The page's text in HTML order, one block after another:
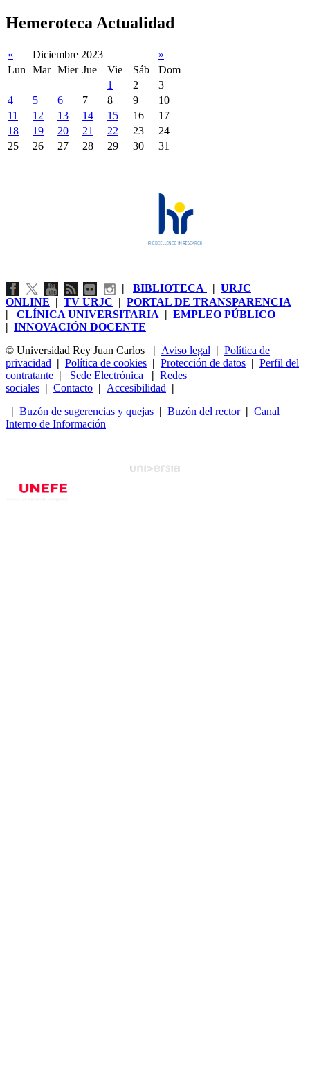
Hemeroteca Actualidad
« Diciembre 2023
»
Lun
Mar Mier Jue Vie Sáb
Dom
1
2
3
4
5 6 7 8 9
10
11
12 13 14 15 16
17
18
19 20 21 22 23
24
25
26 27 28 29 30 31
| BIBLIOTECA | URJC
ONLINE | TV URJC | PORTAL DE TRANSPARENCIA
| CLÍNICA UNIVERSITARIA | EMPLEO PÚBLICO
| INNOVACIÓN DOCENTE
© Universidad Rey Juan Carlos
| Aviso legal | Política de
privacidad | Política de cookies | Protección de datos | Perfil del
contratante | Sede Electrónica | Redes
sociales | Contacto | Accesibilidad |
| Buzón de sugerencias y quejas | Buzón del rector| Canal
Interno de Información